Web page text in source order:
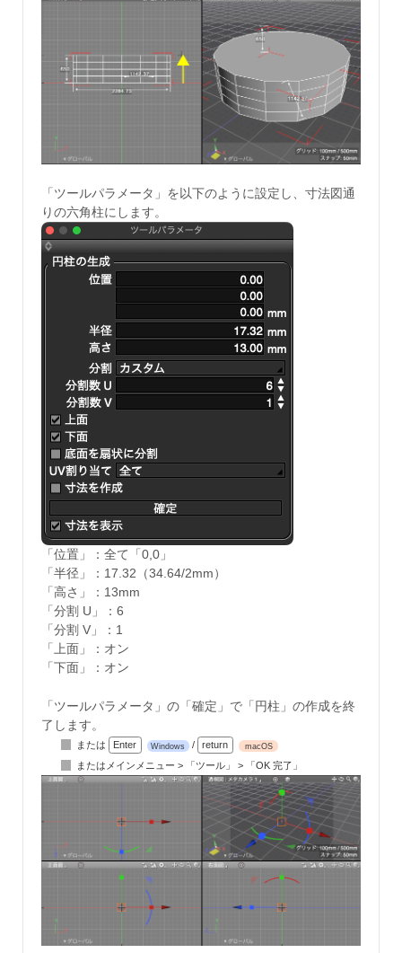
「ツールパラメータ」を以下のように設定し、寸法図通
りの六角柱にします。
「位置」：全て「0,0」
「半径」：17.32（34.64/2mm）
「高さ」：13mm
「分割 U」：6
「分割 V」：1
「上面」：オン
「下面」：オン
「ツールパラメータ」の「確定」で「円柱」の作成を終
了します。
または Enter Windows / return macOS
またはメインメニュー > 「ツール」 > 「OK 完了」